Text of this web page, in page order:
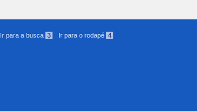
Ir para a busca 3 Ir para o rodapé 4